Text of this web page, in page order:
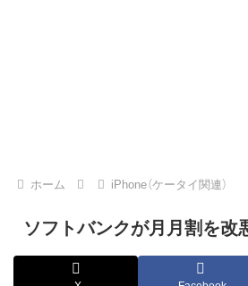
ホーム iPhone（ケータイ関連）
ソフトバンクが月月割を改